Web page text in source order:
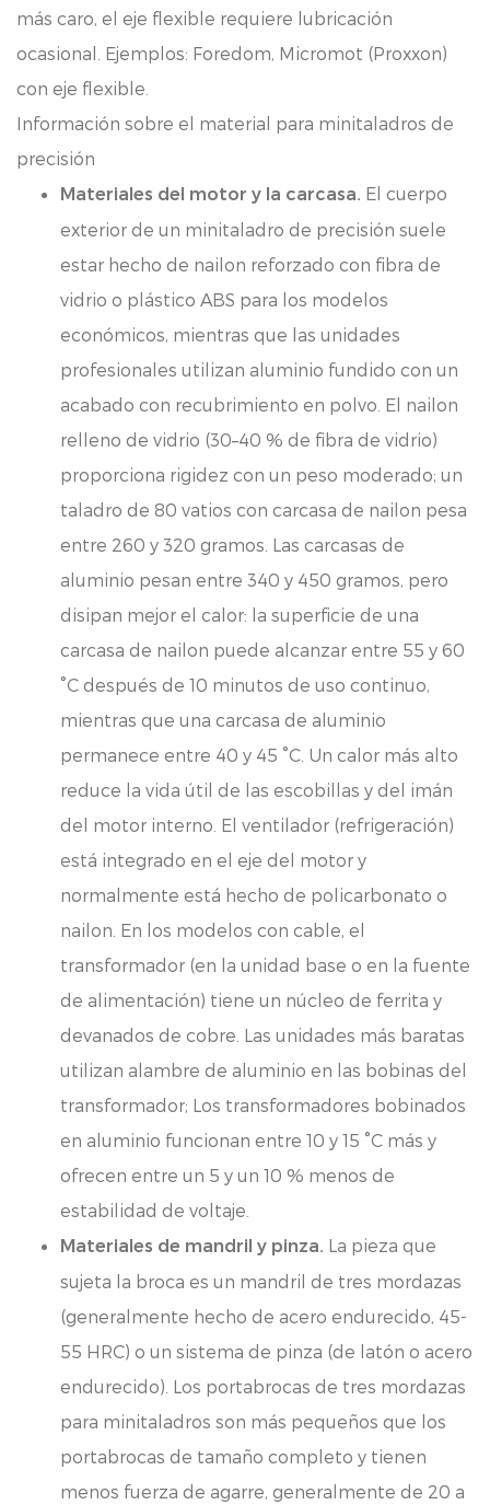
más caro, el eje flexible requiere lubricación
ocasional. Ejemplos: Foredom, Micromot (Proxxon)
con eje flexible.
Información sobre el material para minitaladros de
precisión
Materiales del motor y la carcasa. El cuerpo
exterior de un minitaladro de precisión suele
estar hecho de nailon reforzado con fibra de
vidrio o plástico ABS para los modelos
económicos, mientras que las unidades
profesionales utilizan aluminio fundido con un
acabado con recubrimiento en polvo. El nailon
relleno de vidrio (30–40 % de fibra de vidrio)
proporciona rigidez con un peso moderado; un
taladro de 80 vatios con carcasa de nailon pesa
entre 260 y 320 gramos. Las carcasas de
aluminio pesan entre 340 y 450 gramos, pero
disipan mejor el calor: la superficie de una
carcasa de nailon puede alcanzar entre 55 y 60
°C después de 10 minutos de uso continuo,
mientras que una carcasa de aluminio
permanece entre 40 y 45 °C. Un calor más alto
reduce la vida útil de las escobillas y del imán
del motor interno. El ventilador (refrigeración)
está integrado en el eje del motor y
normalmente está hecho de policarbonato o
nailon. En los modelos con cable, el
transformador (en la unidad base o en la fuente
de alimentación) tiene un núcleo de ferrita y
devanados de cobre. Las unidades más baratas
utilizan alambre de aluminio en las bobinas del
transformador; Los transformadores bobinados
en aluminio funcionan entre 10 y 15 °C más y
ofrecen entre un 5 y un 10 % menos de
estabilidad de voltaje.
Materiales de mandril y pinza. La pieza que
sujeta la broca es un mandril de tres mordazas
(generalmente hecho de acero endurecido, 45-
55 HRC) o un sistema de pinza (de latón o acero
endurecido). Los portabrocas de tres mordazas
para minitaladros son más pequeños que los
portabrocas de tamaño completo y tienen
menos fuerza de agarre, generalmente de 20 a